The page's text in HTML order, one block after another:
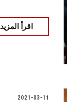
اقرأ المزيد
2021-03-11